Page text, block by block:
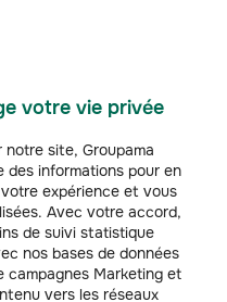
votre vie privée
site, Groupama
des informations pour en
expérience et vous
Avec votre accord,
de suivi statistique
nos bases de données
campagnes Marketing et
vers les réseaux
de